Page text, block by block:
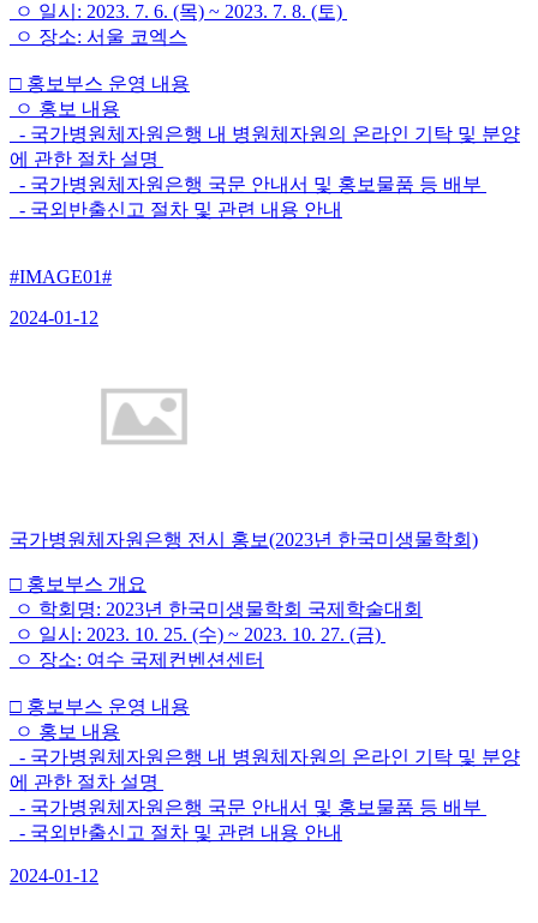
ㅇ 일시: 2023. 7. 6. (목) ~ 2023. 7. 8. (토)
ㅇ 장소: 서울 코엑스
□ 홍보부스 운영 내용
ㅇ 홍보 내용
- 국가병원체자원은행 내 병원체자원의 온라인 기탁 및 분양
에 관한 절차 설명
- 국가병원체자원은행 국문 안내서 및 홍보물품 등 배부
- 국외반출신고 절차 및 관련 내용 안내
#IMAGE01#
2024-01-12
국가병원체자원은행 전시 홍보(2023년 한국미생물학회)
□ 홍보부스 개요
ㅇ 학회명: 2023년 한국미생물학회 국제학술대회
ㅇ 일시: 2023. 10. 25. (수) ~ 2023. 10. 27. (금)
ㅇ 장소: 여수 국제컨벤션센터
□ 홍보부스 운영 내용
ㅇ 홍보 내용
- 국가병원체자원은행 내 병원체자원의 온라인 기탁 및 분양
에 관한 절차 설명
- 국가병원체자원은행 국문 안내서 및 홍보물품 등 배부
- 국외반출신고 절차 및 관련 내용 안내
2024-01-12